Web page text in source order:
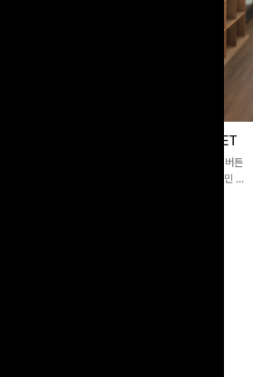
제딧레이어드 블라우스+플레어팬츠SET
[완성도높은💗]레이어드한 듯 자연스러운 나시와 버튼
원피스가 함께 구성된 세트 아이템입니다. 코디 고민 없